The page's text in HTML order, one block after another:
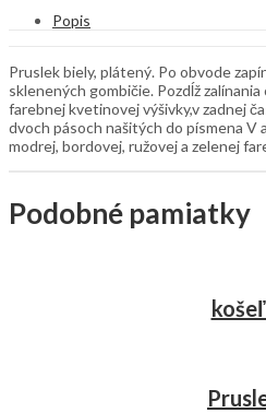
Popis
Pruslek biely, plátený. Po obvode
sklenených gombičie. Pozdĺž
farebnej kvetinovej výšivky,v zadnej
dvoch pásoch našitých do písmena V
modrej, bordovej, ružovej a zelenej
Podobné pamiatky